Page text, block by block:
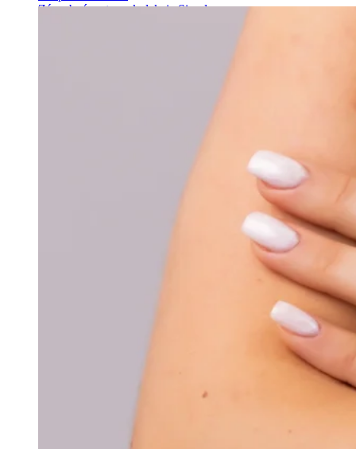
Zásnubné prstne z kolekcie Simple.